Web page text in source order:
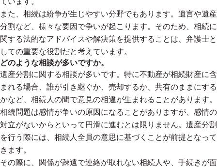
また、相続は紛争が生じやすい分野でもあります。遺言や遺産
分割など、様々な要因で争いが起こります。そのため、相続に
関する法的なアドバイスや解決策を提供することは、弁護士と
しての重要な役割だと考えています。
どのような相談が多いですか。
遺産分割に関する相談が多いです。特に不動産が相続財産に含
まれる場合、誰が引き継ぐか、売却するか、共有のままにする
かなど、相続人の間で意見の相違が生まれることがあります。
相続問題は感情が争いの原因になることがありますが、感情の
対立がないからといって円滑に進むとは限りません。遺産分割
を行う際には、相続人全員の意思に基づくことが前提となって
きます。
その際に、関係が疎遠で連絡が取れない相続人や、手続きが面